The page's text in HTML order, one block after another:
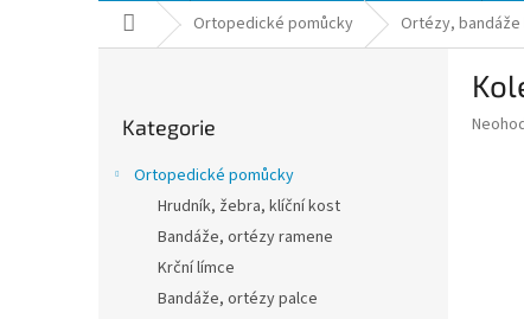
Domů Ortopedické pomůcky Ortézy,
kategorie
Kategorie
Ortopedické pomůcky
Hrudník, žebra, klíční kost
Bandáže, ortézy ramene
Krční límce
Bandáže, ortézy palce